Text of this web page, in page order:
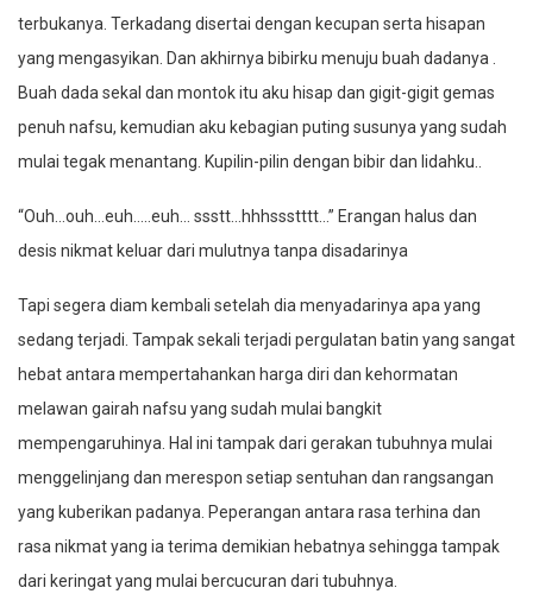
terbukanya. Terkadang disertai dengan kecupan serta hisapan
yang mengasyikan. Dan akhirnya bibirku menuju buah dadanya .
Buah dada sekal dan montok itu aku hisap dan gigit-gigit gemas
penuh nafsu, kemudian aku kebagian puting susunya yang sudah
mulai tegak menantang. Kupilin-pilin dengan bibir dan lidahku..
“Ouh…ouh…euh…..euh… ssstt…hhhssstttt…” Erangan halus dan
desis nikmat keluar dari mulutnya tanpa disadarinya
Tapi segera diam kembali setelah dia menyadarinya apa yang
sedang terjadi. Tampak sekali terjadi pergulatan batin yang sangat
hebat antara mempertahankan harga diri dan kehormatan
melawan gairah nafsu yang sudah mulai bangkit
mempengaruhinya. Hal ini tampak dari gerakan tubuhnya mulai
menggelinjang dan merespon setiap sentuhan dan rangsangan
yang kuberikan padanya. Peperangan antara rasa terhina dan
rasa nikmat yang ia terima demikian hebatnya sehingga tampak
dari keringat yang mulai bercucuran dari tubuhnya.